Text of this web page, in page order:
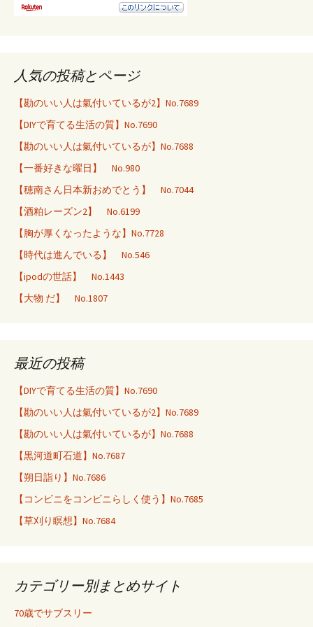
人気の投稿とページ
【勘のいい人は氣付いているが2】No.7689
【DIYで育てる生活の質】No.7690
【勘のいい人は氣付いているが】No.7688
【一番好きな曜日】 No.980
【穂南さん日本新おめでとう】 No.7044
【酒粕レーズン2】 No.6199
【胸が厚くなったような】No.7728
【時代は進んでいる】 No.546
【ipodの世話】 No.1443
【大物 だ】 No.1807
最近の投稿
【DIYで育てる生活の質】No.7690
【勘のいい人は氣付いているが2】No.7689
【勘のいい人は氣付いているが】No.7688
【黒河道町石道】No.7687
【朔日詣り】No.7686
【コンビニをコンビニらしく使う】No.7685
【草刈り瞑想】No.7684
カテゴリー別まとめサイト
70歳でサブスリー